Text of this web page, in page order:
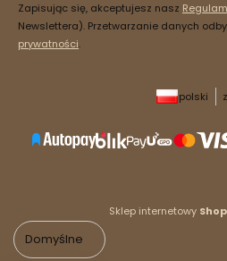
Domyślne
Zapisując się, akceptujesz nasz
Newslettera). Przetwarzanie danych
prywatności.
polski
Sklep internetowy